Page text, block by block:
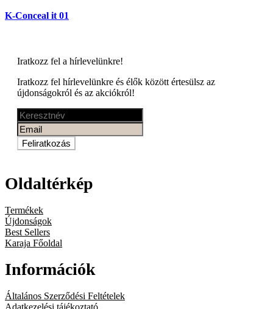
K-Conceal it 01
Iratkozz fel a hírlevelünkre!
Iratkozz fel hírlevelünkre és élők között értesülsz az
újdonságokról és az akciókról!
Feliratkozás
Oldaltérkép
Termékek
Újdonságok
Best Sellers
Karaja Főoldal
Információk
Általános Szerződési Feltételek
Adatkezelési tájékoztató